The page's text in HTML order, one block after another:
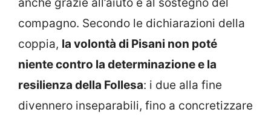
compagno. Secondo le dichiarazioni della
coppia, la volontà di Pisani non poté
niente contro la determinazione e la
resilienza della Follesa: i due alla fine
divennero inseparabili, fino a concretizzare